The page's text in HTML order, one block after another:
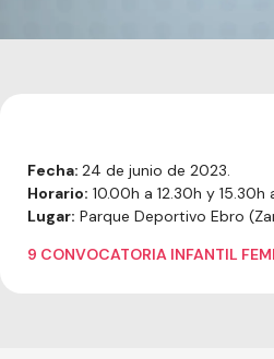
Fecha: 24 de junio de 2023.
Horario: 10.00h a 12.30h y 15.30h
Lugar: Parque Deportivo Ebro
9 CONVOCATORIA INFANTIL